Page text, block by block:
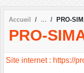
Accueil PRO-
PRO-
Site internet : https://